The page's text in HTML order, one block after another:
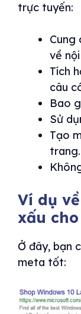
trực tuyến:
Cung
về
Tích
câu
Bao
Sử
Tạo
trang.
Ví dụ
xấu cho
Ở đây, bạn
meta tốt: